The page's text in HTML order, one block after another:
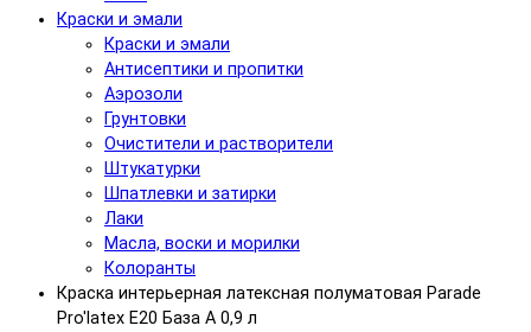
Краски и эмали
Краски и эмали
Антисептики и пропитки
Аэрозоли
Грунтовки
Очистители и растворители
Штукатурки
Шпатлевки и затирки
Лаки
Масла, воски и морилки
Колоранты
Краска интерьерная латексная полуматовая Parade
Pro'latex Е20 База А 0,9 л